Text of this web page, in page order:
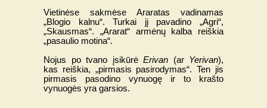
Vietinėse sakmėse Araratas vadinamas
„Blogio kalnu“. Turkai jį pavadino „Agri“,
„Skausmas“. „Ararat“ armėnų kalba reiškia
„pasaulio motina“.
Nojus po tvano įsikūrė Erivan (ar Yerivan),
kas reiškia, „pirmasis pasirodymas“. Ten jis
pirmasis pasodino vynuogę ir to krašto
vynuogės yra garsios.